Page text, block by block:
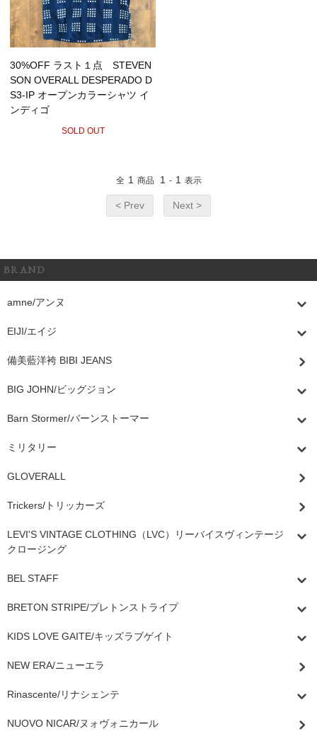
30%OFF ラスト１点 STEVEN
SON OVERALL DESPERADO D
S3-IP オープンカラーシャツ イ
ンディゴ
SOLD OUT
全 1 商品 1 - 1 表示
< Prev Next >
BRAND
amne/アンヌ
EIJI/エイジ
備美藍洋袴 BIBI JEANS
BIG JOHN/ビッグジョン
Barn Stormer/バーンストーマー
ミリタリー
GLOVERALL
Trickers/トリッカーズ
LEVI'S VINTAGE CLOTHING（LVC）リーバイスヴィンテージ
クロージング
BEL STAFF
BRETON STRIPE/ブレトンストライプ
KIDS LOVE GAITE/キッズラブゲイト
NEW ERA/ニューエラ
Rinascente/リナシェンテ
NUOVO NICAR/ヌォヴォニカール